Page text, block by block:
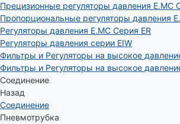
Прецизионные регуляторы давления E.MC
Пропорциональные регуляторы давления
Регуляторы давления E.MC Серия ER
Регуляторы давления серии EIW
Фильтры и Регуляторы на высокое
Фильтры и Регуляторы на высокое
Соединение
Назад
Соединение
Пневмотрубка